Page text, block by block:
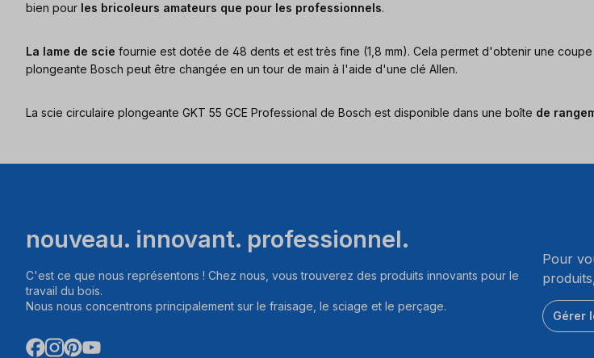
bien pour les bricoleurs amateurs que pour les professionnels.
La lame de scie fournie est dotée de 48 dents et est très fine (1,8 mm). Cela permet d'obtenir une
plongeante Bosch peut être changée en un tour de main à l'aide d'une clé Allen.
La scie circulaire plongeante GKT 55 GCE Professional de Bosch est disponible dans une boîte de
nouveau. innovant. professionnel.
C'est ce que nous représentons ! Chez nous, vous trouverez des produits innovants pour le
travail du bois.
Nous nous concentrons principalement sur le fraisage, le sciage et le perçage.
Pour
Gérer